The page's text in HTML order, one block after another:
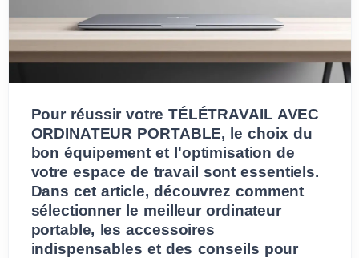
Pour réussir votre TÉLÉTRAVAIL AVEC
ORDINATEUR PORTABLE, le choix du
bon équipement et l'optimisation de
votre espace de travail sont essentiels.
Dans cet article, découvrez comment
sélectionner le meilleur ordinateur
portable, les accessoires
indispensables et des conseils pour